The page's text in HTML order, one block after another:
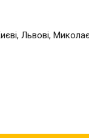
Львові,